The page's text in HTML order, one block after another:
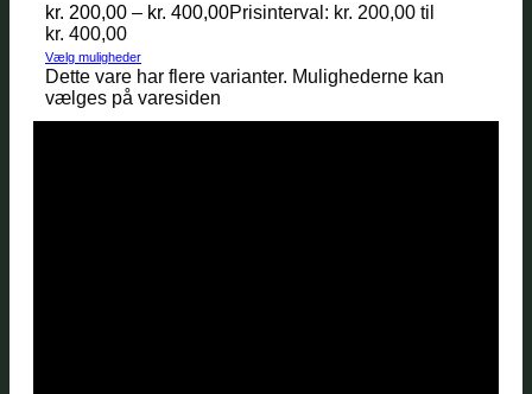
kr. 200,00 – kr. 400,00Prisinterval: kr. 200,00 til
kr. 400,00
Vælg muligheder
Dette vare har flere varianter. Mulighederne kan
vælges på varesiden